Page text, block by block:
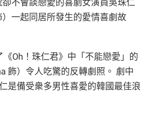
卻不會談戀愛的喜劇女演員吳珠仁
）一起同居所發生的愛情喜劇故
Oh！珠仁君》中「不能戀愛」的
飾）令人吃驚的反轉劇照。 劇中
是備受衆多男性喜愛的韓國最佳浪